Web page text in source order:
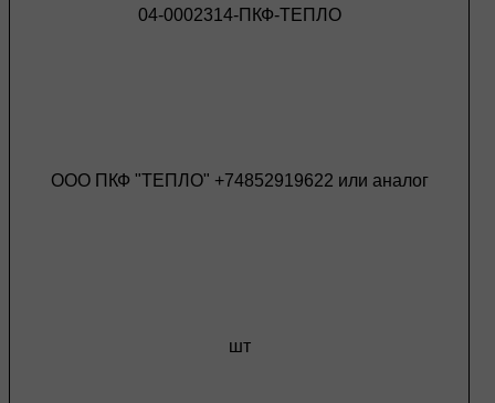
04-0002314-ПКФ-ТЕПЛО
ООО ПКФ "ТЕПЛО" +74852919622 или аналог
шт